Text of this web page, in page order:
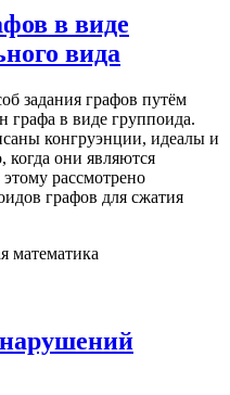
в виде
вида
задания графов путём
графа в виде группоида.
конгруэнции, идеалы и
когда они являются
рассмотрено
графов для сжатия
математика